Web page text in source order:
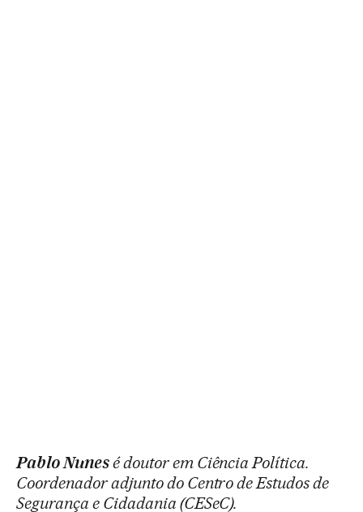
Pablo Nunesé doutor em Ciência Política.
Coordenador adjunto do Centro de Estudos de
Segurança e Cidadania (CESeC).